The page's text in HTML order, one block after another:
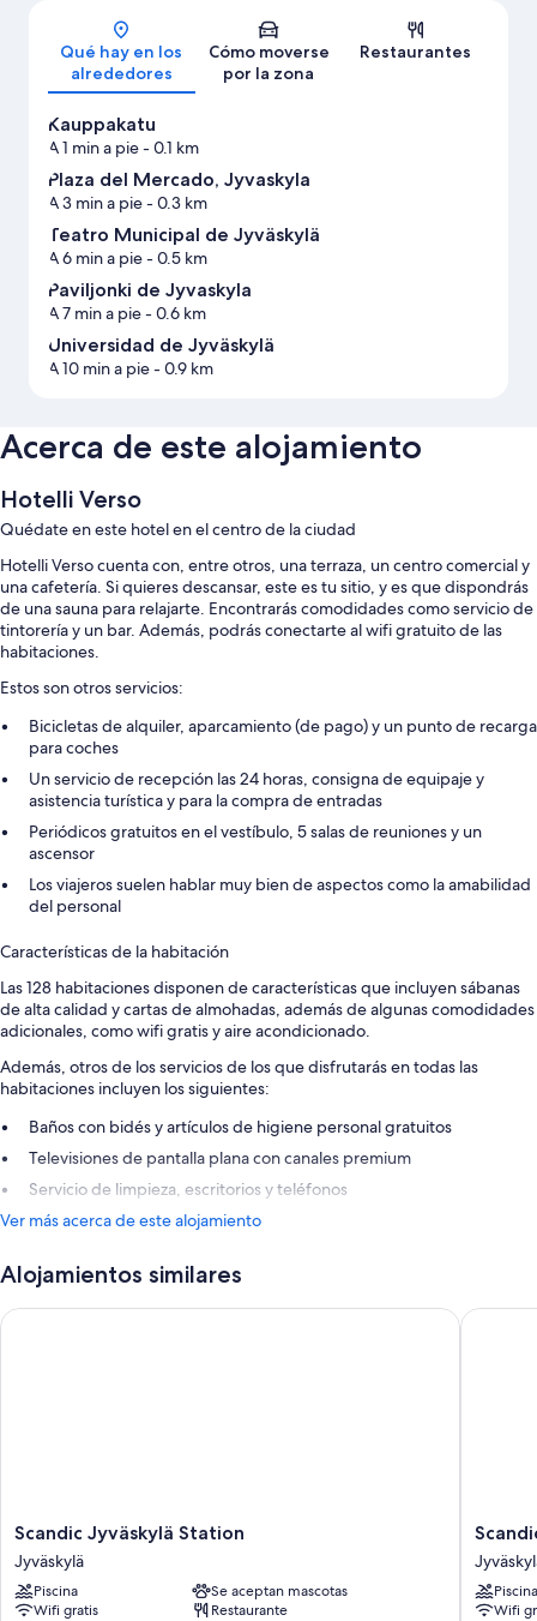
Mapa
Qué hay en los
alrededores
Cómo moverse
por la zona
Restaurantes
Kauppakatu
A 1 min a pie- 0.1 km
Plaza del Mercado, Jyvaskyla
A 3 min a pie- 0.3 km
Teatro Municipal de Jyväskylä
A 6 min a pie- 0.5 km
Paviljonki de Jyvaskyla
A 7 min a pie- 0.6 km
Universidad de Jyväskylä
A 10 min a pie- 0.9 km
Acerca de este alojamiento
Hotelli Verso
Quédate en este hotel en el centro de la ciudad
Hotelli Verso cuenta con, entre otros, una terraza, un centro comercial y
una cafetería. Si quieres descansar, este es tu sitio, y es que dispondrás
de una sauna para relajarte. Encontrarás comodidades como servicio de
tintorería y un bar. Además, podrás conectarte al wifi gratuito de las
habitaciones.
Estos son otros servicios:
Bicicletas de alquiler, aparcamiento (de pago) y un punto de recarga
para coches
Un servicio de recepción las 24 horas, consigna de equipaje y
asistencia turística y para la compra de entradas
Periódicos gratuitos en el vestíbulo, 5 salas de reuniones y un
ascensor
Los viajeros suelen hablar muy bien de aspectos como la amabilidad
del personal
Características de la habitación
Las 128 habitaciones disponen de características que incluyen sábanas
de alta calidad y cartas de almohadas, además de algunas comodidades
adicionales, como wifi gratis y aire acondicionado.
Además, otros de los servicios de los que disfrutarás en todas las
habitaciones incluyen los siguientes:
Baños con bidés y artículos de higiene personal gratuitos
Televisiones de pantalla plana con canales premium
Servicio de limpieza, escritorios y teléfonos
Ver más acerca de este alojamiento
Alojamientos similares
Scandic
Jyväskylä
Station
Jyväskylä
Scandic Jyväskylä Station
Jyväskylä
Piscina
Se aceptan mascotas
Wifi gratis
Restaurante
Scandic Jyväskylä Station
Scandic
City
Piscina
Wifi
Scandic